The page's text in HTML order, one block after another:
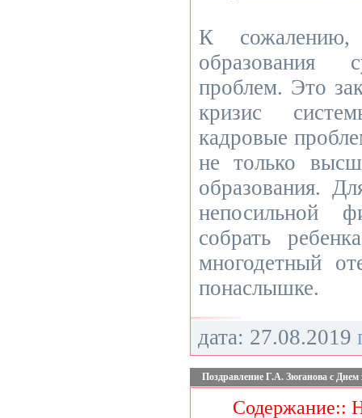
К
проблем. Это
кризис
кадровые
не только
образования.
непосильной
собрать
многодетный
понаслышке.
дата: 27.08.2019
Поздравление Г.А. Зюганова с Днем
Содержание::